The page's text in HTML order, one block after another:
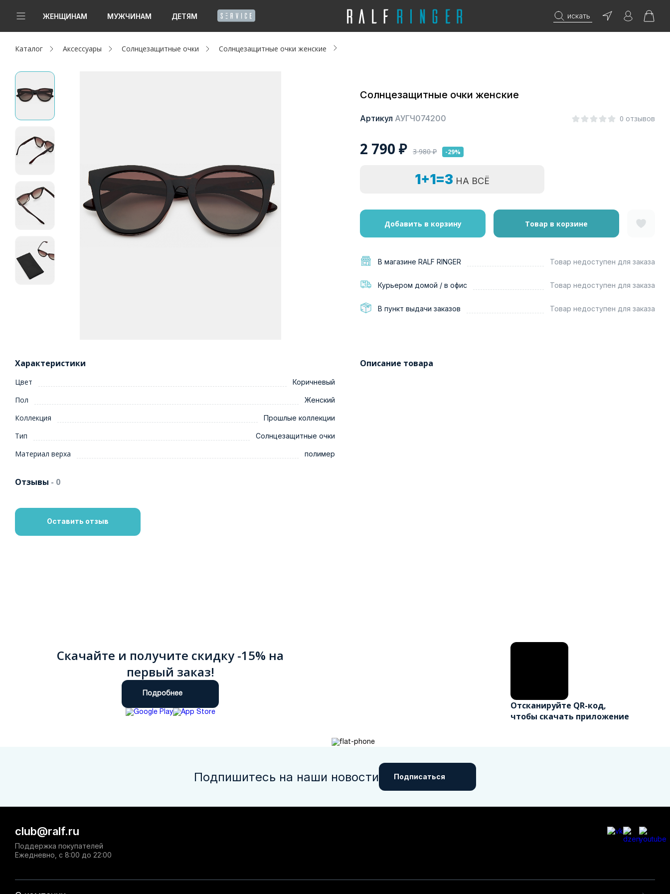
ЖЕНЩИНАМ МУЖЧИНАМ ДЕТЯМ искать
Новинки
Женщинам
Мужчинам
Капсула
Акции / Новости
Адреса магазинов
Каталог Аксессуары Солнцезащитные очки Солнцезащитные очки женские
Солнцезащитные очки женские
Артикул АУГЧ074200 0 отзывов
2 790 ₽ 3 980₽ -29%
1+1=3 НА ВСЁ
Добавить в корзину Товар в корзине
В магазине RALF RINGER Товар недоступен для заказа
Курьером домой / в офис Товар недоступен для заказа
В пункт выдачи заказов Товар недоступен для заказа
Характеристики
Цвет Коричневый
Пол Женский
Коллекция Прошлые коллекции
Тип Солнцезащитные очки
Материал верха полимер
Описание товара
Отзывы - 0
Оставить отзыв
Скачайте и получите скидку -15% на
первый заказ!
Подробнее
Отсканируйте QR-код,
чтобы скачать приложение
Подпишитесь на наши новости Подписаться
club@ralf.ru
Поддержка покупателей
Ежедневно, с 8:00 до 22:00